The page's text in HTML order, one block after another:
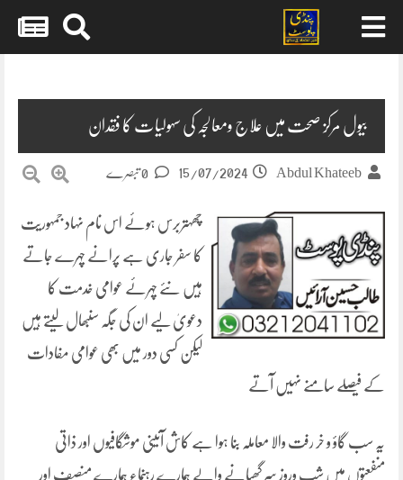
بیول مرکز صحت میں علاج ومعالجہ کی سہولیات کا فقدان
Abdul Khateeb
15/07/2024
چھہتربرس ہوئے اس نام نہاد جمہوریت
کا سفر جاری ہے پرانے چہرے جاتے
ہیں نئے چہرئے عوامی خدمت کا
دعویٰ لیے ان کی جگہ سنبھال لیتے ہیں
لیکن کسی دور میں بھی عوامی مفادات
کے فیصلے سامنے نہیں آتے
یہ سب گاؤ و خر رفت والا معاملہ بنا ہوا ہے کاش آئینی موشگافیوں اور ذاتی
منفعتوں میں شب وروز سر گھپانے والے ہمارے رہنماء ہمارے منصف اور